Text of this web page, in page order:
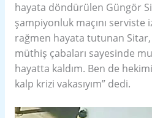
hayata döndürülen Güngör
şampiyonluk maçını serviste
rağmen hayata tutunan Sitar,
müthiş çabaları sayesinde
hayatta kaldım. Ben de
kalp krizi vakasıyım” dedi.